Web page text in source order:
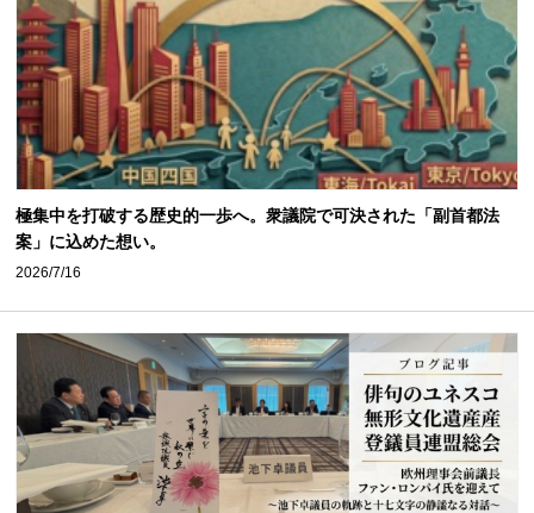
極集中を打破する歴史的一歩へ。衆議院で可決された「副首都法
案」に込めた想い。
2026/7/16